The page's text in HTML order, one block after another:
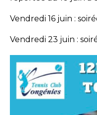
Vendredi 16 juin :
Vendredi 23 juin :